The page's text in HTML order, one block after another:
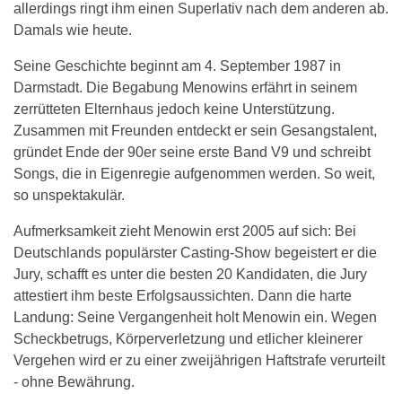
allerdings ringt ihm einen Superlativ nach dem anderen ab.
Damals wie heute.
Seine Geschichte beginnt am 4. September 1987 in
Darmstadt. Die Begabung Menowins erfährt in seinem
zerrütteten Elternhaus jedoch keine Unterstützung.
Zusammen mit Freunden entdeckt er sein Gesangstalent,
gründet Ende der 90er seine erste Band V9 und schreibt
Songs, die in Eigenregie aufgenommen werden. So weit,
so unspektakulär.
Aufmerksamkeit zieht Menowin erst 2005 auf sich: Bei
Deutschlands populärster Casting-Show begeistert er die
Jury, schafft es unter die besten 20 Kandidaten, die Jury
attestiert ihm beste Erfolgsaussichten. Dann die harte
Landung: Seine Vergangenheit holt Menowin ein. Wegen
Scheckbetrugs, Körperverletzung und etlicher kleinerer
Vergehen wird er zu einer zweijährigen Haftstrafe verurteilt
- ohne Bewährung.